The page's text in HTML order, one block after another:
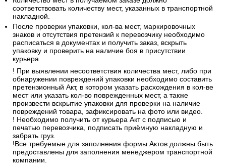
соответствовать количеству мест, указанных в транспортной
накладной.
После проверки упаковки, кол-ва мест, маркировочных
знаков и отсутствия претензий к перевозчику необходимо
расписаться в документах и получить заказ, вскрыть
упаковку и проверить на наличие боя в присутствии
курьера.
! При выявлении несоответствия количества мест, либо при
обнаружении повреждений упаковки необходимо составить
претензионный Акт, в котором указать расхождения в кол-ве
мест или указать кол-во поврежденных мест, а также
произвести вскрытие упаковки для проверки на наличие
повреждений товара, зафиксировать на фото или видео.
! Необходимо получить от курьера Акт с подписью и
печатью перевозчика, подписать приёмную накладную и
забрать груз.
!Все требуемые для заполнения формы Актов должны быть
предоставлены для заполнения менеджером транспортной
компании.